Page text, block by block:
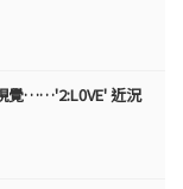
覺……'2:L0VE' 近況